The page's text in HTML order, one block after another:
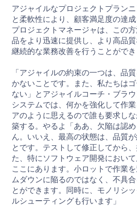
アジャイルなプロジェクトプラン
と柔軟性により、顧客満足度の達成
プロジェクトマネージャは、この
品をより迅速に提供し、より高品質
継続的な業務改善を行うことができ
「アジャイルの約束の一つは、品
かないことです。また、私たちは
ない」とアジャイルコーチ・ブラ
システムでは、何かを強化して作
アのように思えるので誰も要求し
築する。やるよ「ああ、欠陥は認
ん。いいえ、最高の状態は、品質
とです。テストして修正してから
た、特にソフトウェア開発におい
ここにあります。小ロットで作業
ムダウンに陥るのではなく、不具
とができます。同時に、モノリシ
ルシューティングも行います」